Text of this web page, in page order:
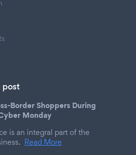
post
Border Shoppers During
Monday
is an integral part of the
Read More